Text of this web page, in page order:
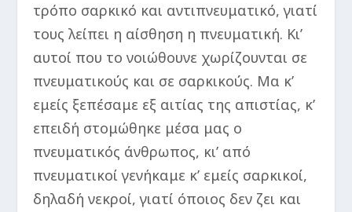
τρόπο σαρκικό και αντιπνευματικό, γιατί
τους λείπει η αίσθηση η πνευματική. Κι’
αυτοί που το νοιώθουνε χωρίζουνται σε
πνευματικούς και σε σαρκικούς. Μα κ’
εμείς ξεπέσαμε εξ αιτίας της απιστίας, κ’
επειδή στομώθηκε μέσα μας ο
πνευματικός άνθρωπος, κι’ από
πνευματικοί γενήκαμε κ’ εμείς σαρκικοί,
δηλαδή νεκροί, γιατί όποιος δεν ζει και